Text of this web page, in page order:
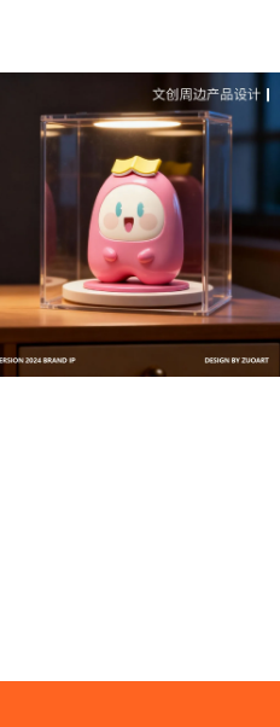
——实战技巧 | IP设计公
案设计